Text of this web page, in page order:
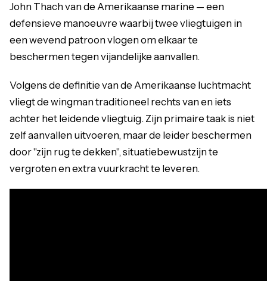
John Thach van de Amerikaanse marine — een
defensieve manoeuvre waarbij twee vliegtuigen in
een wevend patroon vlogen om elkaar te
beschermen tegen vijandelijke aanvallen.
Volgens de definitie van de Amerikaanse luchtmacht
vliegt de wingman traditioneel rechts van en iets
achter het leidende vliegtuig. Zijn primaire taak is niet
zelf aanvallen uitvoeren, maar de leider beschermen
door "zijn rug te dekken", situatiebewustzijn te
vergroten en extra vuurkracht te leveren.